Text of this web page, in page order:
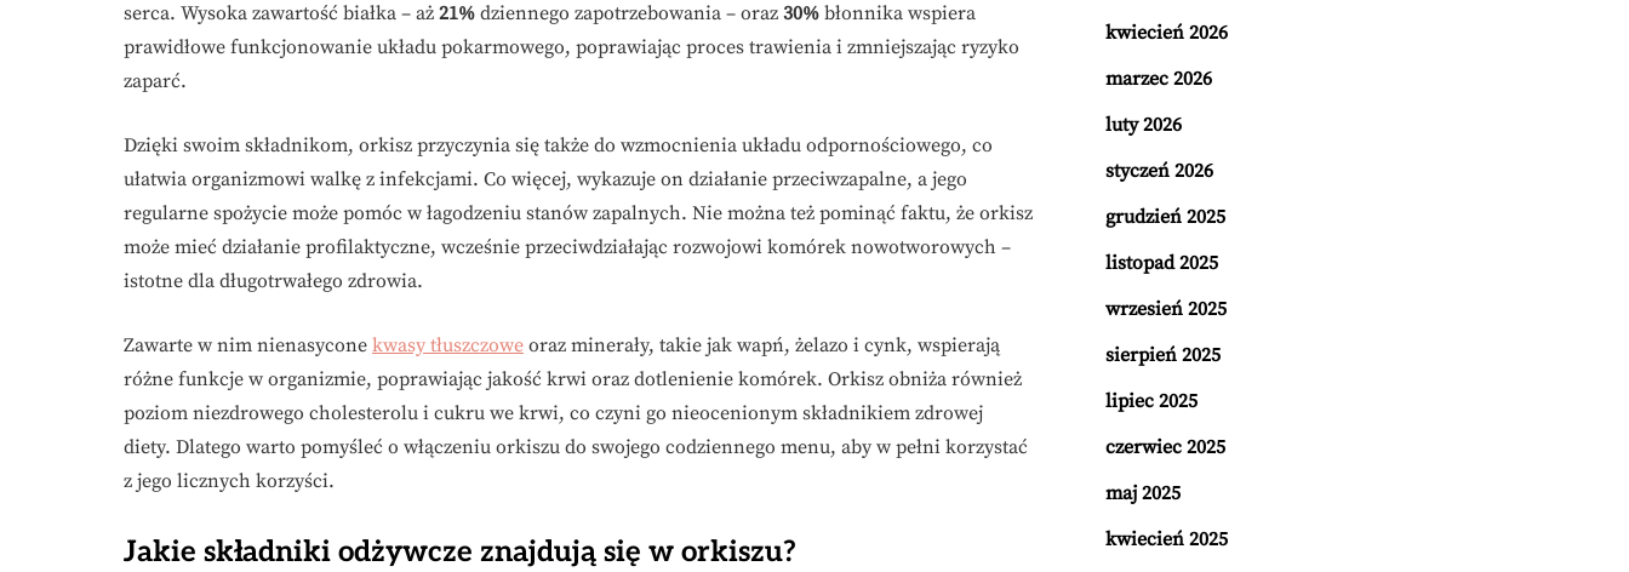
serca. Wysoka zawartość białka – aż 21% dziennego zapotrzebowania – oraz 30% błonnika wspiera
prawidłowe funkcjonowanie układu pokarmowego, poprawiając proces trawienia i zmniejszając ryzyko
zaparć.
Dzięki swoim składnikom, orkisz przyczynia się także do wzmocnienia układu odpornościowego, co
ułatwia organizmowi walkę z infekcjami. Co więcej, wykazuje on działanie przeciwzapalne, a jego
regularne spożycie może pomóc w łagodzeniu stanów zapalnych. Nie można też pominąć faktu, że orkisz
może mieć działanie profilaktyczne, wcześnie przeciwdziałając rozwojowi komórek nowotworowych –
istotne dla długotrwałego zdrowia.
Zawarte w nim nienasycone kwasy tłuszczowe oraz minerały, takie jak wapń, żelazo i cynk, wspierają
różne funkcje w organizmie, poprawiając jakość krwi oraz dotlenienie komórek. Orkisz obniża również
poziom niezdrowego cholesterolu i cukru we krwi, co czyni go nieocenionym składnikiem zdrowej
diety. Dlatego warto pomyśleć o włączeniu orkiszu do swojego codziennego menu, aby w pełni korzystać
z jego licznych korzyści.
Jakie składniki odżywcze znajdują się w orkiszu?
kwiecień 2026
marzec 2026
luty 2026
styczeń 2026
grudzień 2025
listopad 2025
wrzesień 2025
sierpień 2025
lipiec 2025
czerwiec 2025
maj 2025
kwiecień 2025